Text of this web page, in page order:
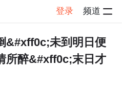
登录 频道
帖子详情
&#xff0c;未到明日便
所醉&#xff0c;末日才